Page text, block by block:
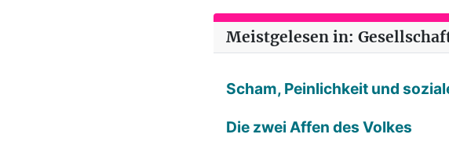
Meistgelesen in:
Scham, Peinlichkeit und
Die zwei Affen des Volkes